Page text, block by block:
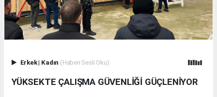
Erkek| Kadın (Haberi Sesli Oku)
YÜKSEKTE ÇALIŞMA GÜVENLİĞİ GÜÇLENİYOR